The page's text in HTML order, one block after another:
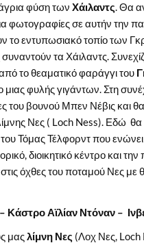
φύση τωνΧάιλαντς. Θα
φωτογραφίες σε αυτήν την
το εντυπωσιακό τοπίο των
τα Χάιλαντς.
το θεαματικό φαράγγι του
φυλής γιγάντων. Στη
βουνού Μπεν Νέβις και
Νες ( Loch Ness). Εδώ
Τόμας Τέλφορντ που ενώνει
διοικητικό κέντρο και
όχθες του ποταμού Νες με
Κάστρο Αϊλίαν Ντόναν –
μαςλίμνη Νες (Λοχ Νες, Loch